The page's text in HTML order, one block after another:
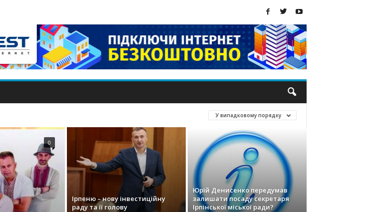
У випадковому порядку
0
Ірпеню – нову інвестиційну
раду та її голову
Юрій Денисенко передумав
залишати посаду секретаря
Ірпінської міської ради?